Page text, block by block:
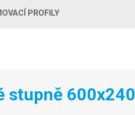
PROFILY
stupně